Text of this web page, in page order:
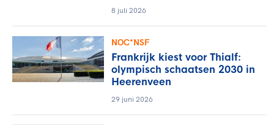
8 juli 2026
NOC*NSF
Frankrijk kiest voor Thialf:
olympisch schaatsen 2030 in
Heerenveen
29 juni 2026